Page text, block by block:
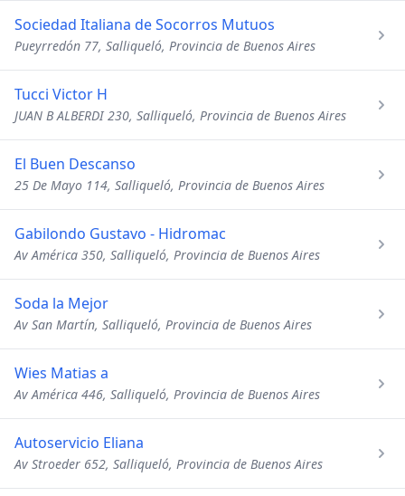
Sociedad Italiana de Socorros Mutuos
Pueyrredón 77, Salliqueló, Provincia de Buenos Aires
Tucci Victor H
JUAN B ALBERDI 230, Salliqueló, Provincia de Buenos Aires
El Buen Descanso
25 De Mayo 114, Salliqueló, Provincia de Buenos Aires
Gabilondo Gustavo - Hidromac
Av América 350, Salliqueló, Provincia de Buenos Aires
Soda la Mejor
Av San Martín, Salliqueló, Provincia de Buenos Aires
Wies Matias a
Av América 446, Salliqueló, Provincia de Buenos Aires
Autoservicio Eliana
Av Stroeder 652, Salliqueló, Provincia de Buenos Aires